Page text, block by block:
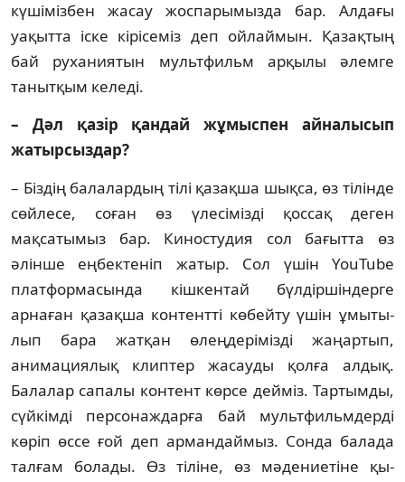
күшімізбен жасау жоспары­мыз­да бар. Алдағы
уақытта іске кірісеміз деп ойлаймын. Қазақтың
бай руханиятын мультфильм арқылы әлемге
танытқым келеді.
– Дәл қазір қандай жұмыспен ай­на­лысып
жатырсыздар?
– Біздің балалардың тілі қазақша шық­са, өз тілінде
сөйлесе, соған өз үлесі­міз­ді қоссақ деген
мақсатымыз бар. Ки­нос­тудия сол бағытта өз
әлінше еңбек­те­ніп жатыр. Сол үшін YouTube
платфор­ма­сын­да кішкентай бүлдіршіндерге
арнаған қа­­зақша контентті көбейту үшін ұмы­ты­
лып бара жатқан өлеңдерімізді жаңар­тып,
анимациялық клиптер жасауды қол­ға алдық.
Балалар сапалы контент көр­се дейміз. Тартымды,
сүйкімді персо­наж­дарға бай мультфильмдерді
көріп өссе ғой деп армандаймыз. Сонда балада
тал­ғам болады. Өз тіліне, өз мәдениетіне қы­­­­